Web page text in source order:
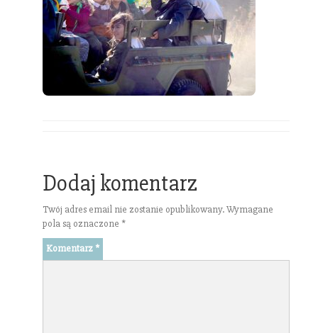
Dodaj komentarz
Twój adres email nie zostanie opublikowany.Wymagane
pola są oznaczone *
Komentarz *